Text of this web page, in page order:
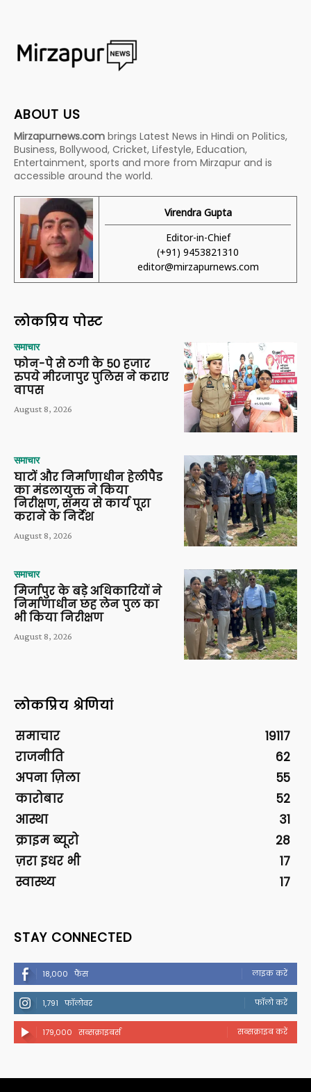
ABOUT US
Mirzapurnews.com brings Latest News in Hindi on Politics,
Business, Bollywood, Cricket, Lifestyle, Education,
Entertainment, sports and more from Mirzapur and is
accessible around the world.
Virendra Gupta
Editor-in-Chief
(+91) 9453821310
editor@mirzapurnews.com
लोकप्रिय पोस्ट
समाचार
फोन-पे से ठगी के 50 हजार
रुपये मीरजापुर पुलिस ने कराए
वापस
August 8, 2026
समाचार
घाटों और निर्माणाधीन हेलीपैड
का मंडलायुक्त ने किया
निरीक्षण, समय से कार्य पूरा
कराने के निर्देश
August 8, 2026
समाचार
मिर्जापुर के बड़े अधिकारियों ने
निर्माणाधीन छह लेन पुल का
भी किया निरीक्षण
August 8, 2026
लोकप्रिय श्रेणियां
समाचार
19117
राजनीति
62
अपना ज़िला
55
कारोबार
52
आस्था
31
क्राइम ब्यूरो
28
ज़रा इधर भी
17
स्वास्थ्य
17
STAY CONNECTED
18,000 फैंस लाइक करें
1,791 फॉलोवर फॉलो करें
179,000 सब्सक्राइबर्स सब्सक्राइब करें